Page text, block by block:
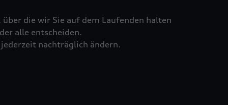
die wir Sie auf dem Laufenden halten
alle entscheiden.
jederzeit nachträglich ändern.